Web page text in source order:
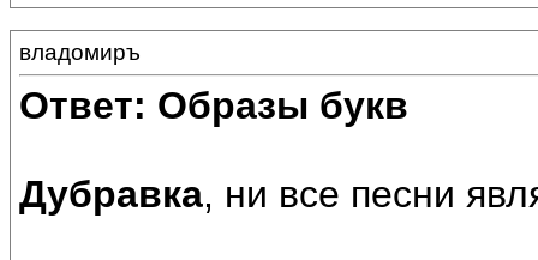
владомиръ
Ответ: Образы букв
Дубравка, ни все песни